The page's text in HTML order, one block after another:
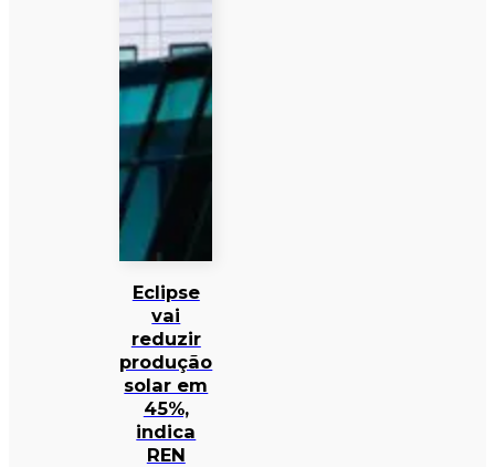
Eclipse
vai
reduzir
produção
solar em
45%,
indica
REN